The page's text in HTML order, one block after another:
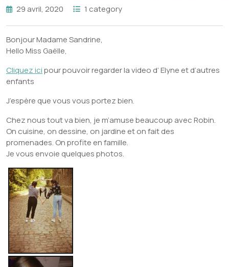
29 avril, 2020 1 category
Bonjour Madame Sandrine,
Hello Miss Gaëlle,
Cliquez icipour pouvoir regarder la video d’ Elyne et d’autres
enfants
J’espère que vous vous portez bien.
Chez nous tout va bien, je m’amuse beaucoup avec Robin.
On cuisine, on dessine, on jardine et on fait des
promenades. On profite en famille.
Je vous envoie quelques photos.